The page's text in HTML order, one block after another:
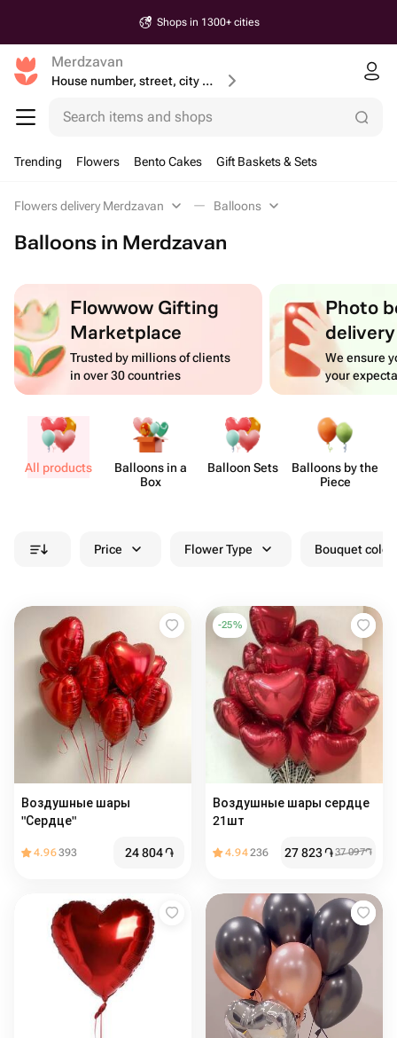
Shops in 1300+ cities
Merdzavan
House number, street, city or postcode
Search items and shops
Trending Flowers Bento Cakes Gift Baskets & Sets
Flowers delivery Merdzavan Balloons
Balloons in Merdzavan
Flowwow Gifting
Marketplace
Trusted by millions of clients
in over 30 countries
Photo
delivery
We ensure
your
All products
Balloons in a
Box
Balloon Sets
Balloons by the
Piece
Price Flower Type Bouquet
Воздушные шары
"Сердце"
4.96393 24 804֏
-25%
Воздушные шары сердце
21шт
4.94236 27 823֏37 097֏